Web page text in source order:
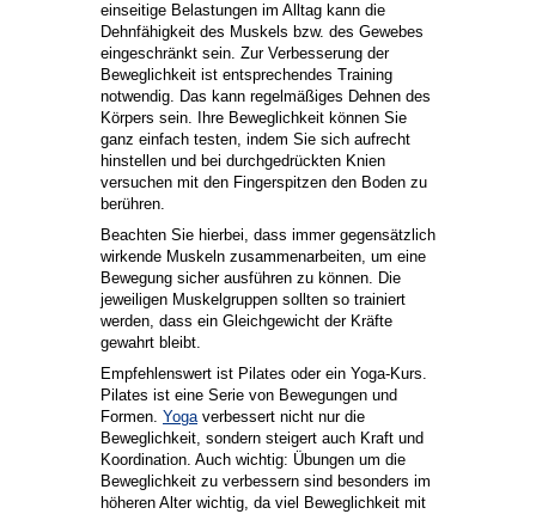
einseitige Belastungen im Alltag kann die
Dehnfähigkeit des Muskels bzw. des Gewebes
eingeschränkt sein. Zur Verbesserung der
Beweglichkeit ist entsprechendes Training
notwendig. Das kann regelmäßiges Dehnen des
Körpers sein. Ihre Beweglichkeit können Sie
ganz einfach testen, indem Sie sich aufrecht
hinstellen und bei durchgedrückten Knien
versuchen mit den Fingerspitzen den Boden zu
berühren.
Beachten Sie hierbei, dass immer gegensätzlich
wirkende Muskeln zusammenarbeiten, um eine
Bewegung sicher ausführen zu können. Die
jeweiligen Muskelgruppen sollten so trainiert
werden, dass ein Gleichgewicht der Kräfte
gewahrt bleibt.
Empfehlenswert ist Pilates oder ein Yoga-Kurs.
Pilates ist eine Serie von Bewegungen und
Formen. Yogaverbessert nicht nur die
Beweglichkeit, sondern steigert auch Kraft und
Koordination. Auch wichtig: Übungen um die
Beweglichkeit zu verbessern sind besonders im
höheren Alter wichtig, da viel Beweglichkeit mit